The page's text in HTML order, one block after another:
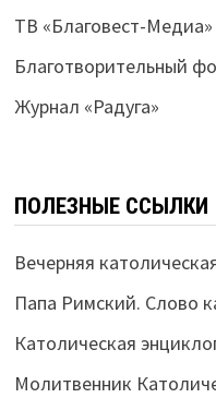
ТВ «Благовест-Медиа»
Благотворительный
Журнал «Радуга»
ПОЛЕЗНЫЕ ССЫЛКИ
Вечерняя
Папа Римский. Слово
Католическая
Молитвенник